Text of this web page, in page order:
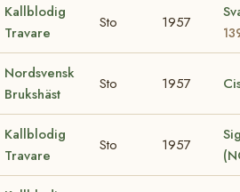
Kallblodig
Travare
Sto 1957
Nordsvensk
Brukshäst
Sto 1957
Kallblodig
Travare
Sto 1957